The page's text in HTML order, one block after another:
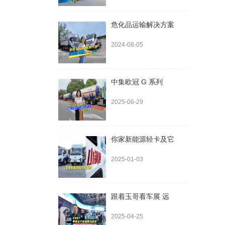
危化品运输解决方案
2024-08-05
中集欧冠 G 系列
2025-06-29
你家新能源轻卡及它
2025-01-03
跟着玉哥看车展 远
2025-04-25